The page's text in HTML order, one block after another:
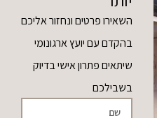
השאירו פרטים ונחזור אליכם
בהקדם עם יועץ ארגונומי
שיתאים פתרון אישי בדיוק
בשבילכם